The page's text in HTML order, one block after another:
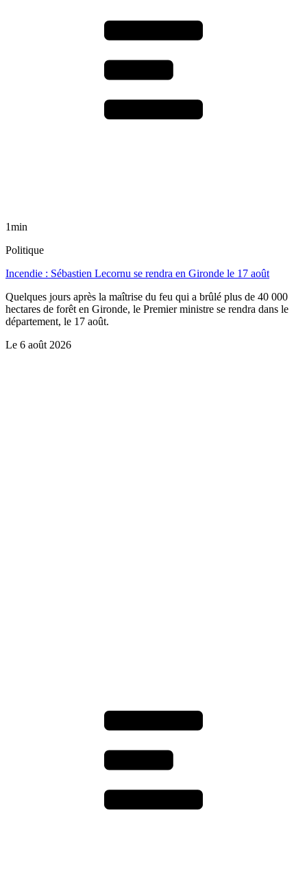
1min
Politique
Incendie : Sébastien Lecornu se rendra en Gironde le 17 août
Quelques jours après la maîtrise du feu qui a brûlé plus de 40 000
hectares de forêt en Gironde, le Premier ministre se rendra dans le
département, le 17 août.
Le 6 août 2026